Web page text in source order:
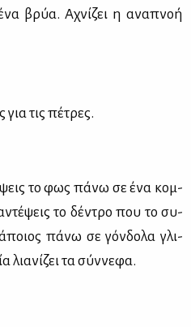
βρύα. Αχνί­ζει η ανα­πνοή
για τις πέ­τρες.
το φως πά­νω σε ένα κομ­
το δέ­ντρο που το συ­
πά­νω σε γόν­δο­λα γλι­
λια­νί­ζει τα σύν­νε­φα.